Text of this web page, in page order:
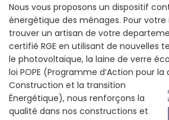
Nous vous proposons un dispositif
énergétique des ménages. Pour votre
trouver un artisan de votre
certifié RGE en utilisant de nouvelles
le photovoltaïque, la laine de verre
loi POPE (Programme d’Action pour la
Construction et la transition
Énergétique), nous renforçons la
qualité dans nos constructions et